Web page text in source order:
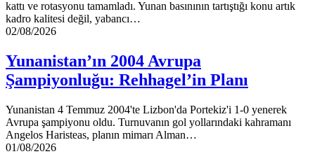
kattı ve rotasyonu tamamladı. Yunan basınının tartıştığı konu artık
kadro kalitesi değil, yabancı…
Yunanistan’ın
Avrupa
Şampiyonluğu:
Rehhagel’in
02/08/2026
Yunanistan’ın 2004 Avrupa
Şampiyonluğu: Rehhagel’in Planı
Yunanistan 4 Temmuz 2004'te Lizbon'da Portekiz'i 1-0 yenerek
Avrupa şampiyonu oldu. Turnuvanın gol yollarındaki kahramanı
Angelos Haristeas, planın mimarı Alman…
Gate
01/08/2026